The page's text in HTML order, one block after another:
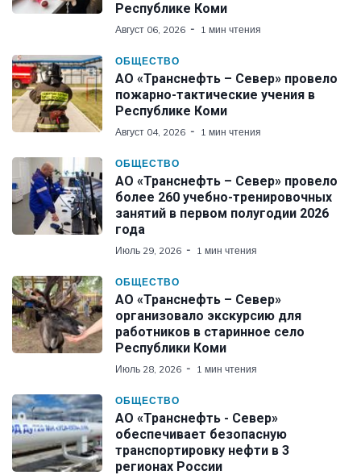
Республике Коми
Август 06, 2026 1 мин чтения
ОБЩЕСТВО
АО «Транснефть – Север» провело
пожарно-тактические учения в
Республике Коми
Август 04, 2026 1 мин чтения
ОБЩЕСТВО
АО «Транснефть – Север» провело
более 260 учебно-тренировочных
занятий в первом полугодии 2026
года
Июль 29, 2026 1 мин чтения
ОБЩЕСТВО
АО «Транснефть – Север»
организовало экскурсию для
работников в старинное село
Республики Коми
Июль 28, 2026 1 мин чтения
ОБЩЕСТВО
АО «Транснефть - Север»
обеспечивает безопасную
транспортировку нефти в 3
регионах России